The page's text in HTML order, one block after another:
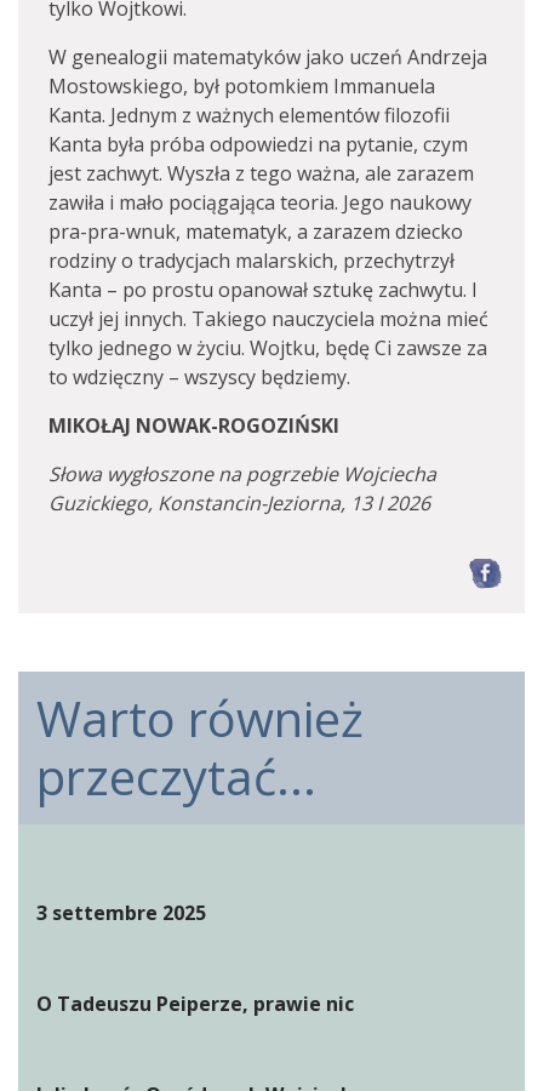
tylko Wojtkowi.
W genealogii matematyków jako uczeń Andrzeja
Mostowskiego, był potomkiem Immanuela
Kanta. Jednym z ważnych elementów filozofii
Kanta była próba odpowiedzi na pytanie, czym
jest zachwyt. Wyszła z tego ważna, ale zarazem
zawiła i mało pociągająca teoria. Jego naukowy
pra-pra-wnuk, matematyk, a zarazem dziecko
rodziny o tradycjach malarskich, przechytrzył
Kanta – po prostu opanował sztukę zachwytu. I
uczył jej innych. Takiego nauczyciela można mieć
tylko jednego w życiu. Wojtku, będę Ci zawsze za
to wdzięczny – wszyscy będziemy.
MIKOŁAJ NOWAK-ROGOZIŃSKI
Słowa wygłoszone na pogrzebie Wojciecha
Guzickiego, Konstancin-Jeziorna, 13 I 2026
Warto również
przeczytać...
3 settembre 2025
O Tadeuszu Peiperze, prawie nic